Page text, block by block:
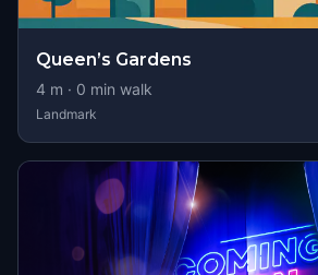
Queen’s Gardens
4 m · 0 min walk
Landmark